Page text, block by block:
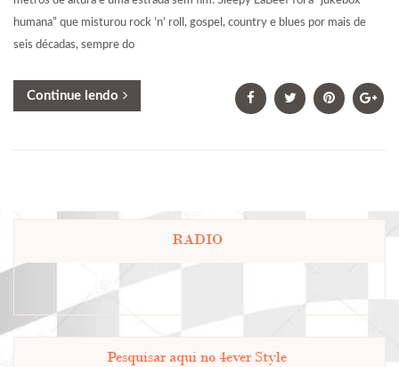
humana” que misturou rock ’n’ roll, gospel, country e blues por mais de
seis décadas, sempre do
Continue lendo
RADIO
Pesquisar aqui no 4ever Style